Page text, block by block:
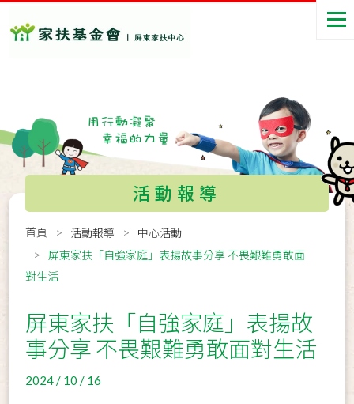
活動報導
首頁 活動報導
中心活動
屏東家扶「自強家庭」表揚故事分享 不畏艱難勇敢面
對生活
屏東家扶「自強家庭」表揚故
事分享 不畏艱難勇敢面對生活
2024 / 10 / 16